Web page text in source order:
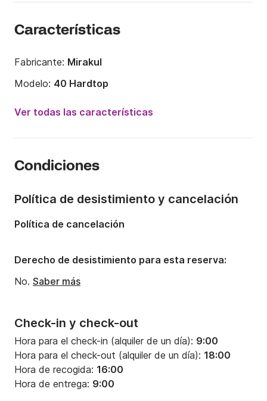
Características
Fabricante: Mirakul
Modelo: 40 Hardtop
520CV
Capacidad a bordo:
Ver todas las características
Condiciones
Check-in y check-out
Hora para el check-in (alquiler de un día): 9:00
Hora para el check-out (alquiler de un día): 18:00
Hora de recogida: 16:00
Hora de entrega: 9:00
Política de desistimiento y cancelación
Política de cancelación
Derecho de desistimiento para esta reserva:
No. Saber más